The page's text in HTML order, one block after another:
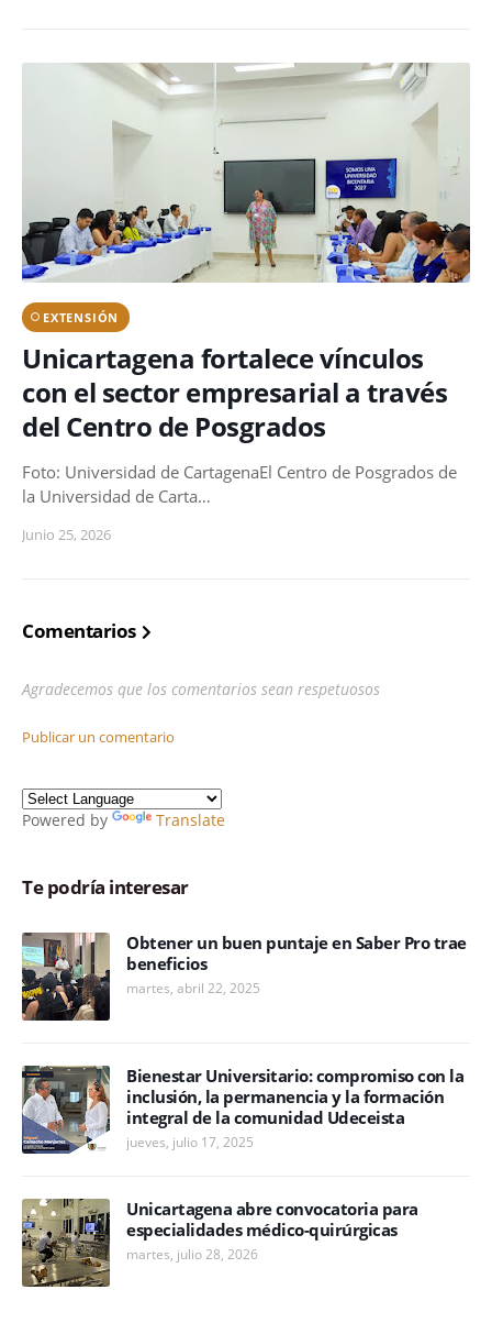
EXTENSIÓN
Unicartagena fortalece vínculos
con el sector empresarial a través
del Centro de Posgrados
Foto: Universidad de CartagenaEl Centro de Posgrados de
la Universidad de Carta…
Junio 25, 2026
Comentarios
Agradecemos que los comentarios sean respetuosos
Publicar un comentario
Powered by Translate
Te podría interesar
Obtener un buen puntaje en Saber Pro trae
beneficios
martes, abril 22, 2025
Bienestar Universitario: compromiso con la
inclusión, la permanencia y la formación
integral de la comunidad Udeceista
jueves, julio 17, 2025
Unicartagena abre convocatoria para
especialidades médico-quirúrgicas
martes, julio 28, 2026